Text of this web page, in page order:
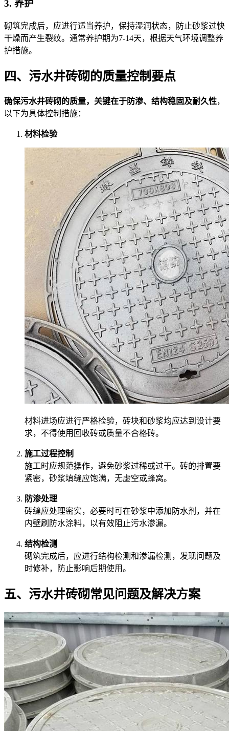
3. 养护
砌筑完成后，应进行适当养护，保持湿润状态，防止砂浆过快
干燥而产生裂纹。通常养护期为7-14天，根据天气环境调整养
护措施。
四、污水井砖砌的质量控制要点
确保污水井砖砌的质量，关键在于防渗、结构稳固及耐久性，
以下为具体控制措施：
材料检验
材料进场应进行严格检验，砖块和砂浆均应达到设计要
求，不得使用回收砖或质量不合格砖。
施工过程控制
施工时应规范操作，避免砂浆过稀或过干。砖的排置要
紧密，砂浆填缝应饱满，无虚空或蜂窝。
防渗处理
砖缝应处理密实，必要时可在砂浆中添加防水剂，并在
内壁刷防水涂料，以有效阻止污水渗漏。
结构检测
砌筑完成后，应进行结构检测和渗漏检测，发现问题及
时修补，防止影响后期使用。
五、污水井砖砌常见问题及解决方案